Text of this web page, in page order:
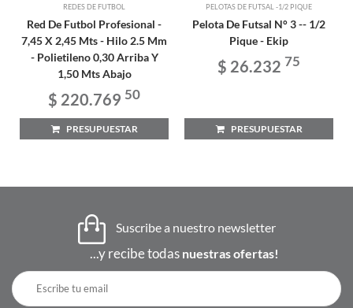
REDES DE FUTBOL
Red De Futbol Profesional -
7,45 X 2,45 Mts - Hilo 2.5 Mm
- Polietileno 0,30 Arriba Y
1,50 Mts Abajo
$ 220.769 50
PRESUPUESTAR
PELOTAS DE FUTSAL -1/2 PIQUE
Pelota De Futsal N° 3 -- 1/2
Pique - Ekip
$ 26.232 75
PRESUPUESTAR
Suscribe a nuestro newsletter
...y recibe todas nuestras ofertas!